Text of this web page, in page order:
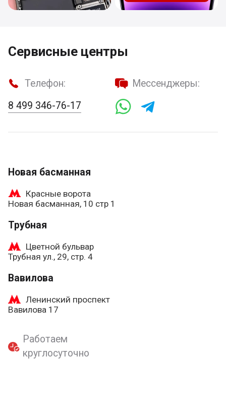
Сервисные центры
Телефон:
8 499 346-76-17
Мессенджеры:
Новая басманная
Красные ворота
Новая басманная, 10 стр 1
Трубная
Цветной бульвар
Трубная ул., 29, стр. 4
Вавилова
Ленинский проспект
Вавилова 17
Работаем
круглосуточно